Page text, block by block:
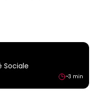
Sociale
~3 min